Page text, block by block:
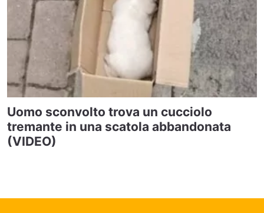
Uomo sconvolto trova un cucciolo
tremante in una scatola abbandonata
(VIDEO)